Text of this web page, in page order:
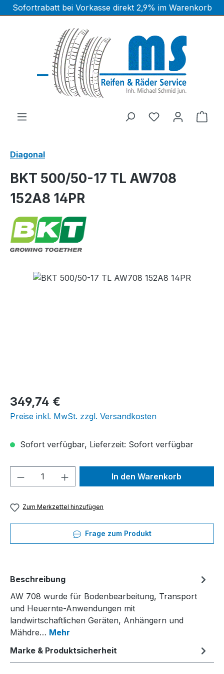
Zum Hauptinhalt springen
Sofortrabatt bei Vorkasse direkt 2,9% im Warenkorb
Diagonal
BKT 500/50-17 TL AW708
152A8 14PR
Bildergalerie überspringen
Regulärer Preis:
349,74 €
Preise inkl. MwSt. zzgl. Versandkosten
Sofort verfügbar, Lieferzeit: Sofort verfügbar
Produkt Anzahl: Gib denIn den Warenkorb
Zum Merkzettel hinzufügen
Frage zum Produkt
Beschreibung
AW 708 wurde für Bodenbearbeitung, Transport
und Heuernte-Anwendungen mit
landwirtschaftlichen Geräten, Anhängern und
Mähdre… Mehr
Marke & Produktsicherheit